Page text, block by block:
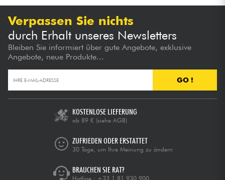
Verpassen Sie nichts
durch Erhalt unseres Newsletters
Bleiben Sie informiert über gute Angebote, exklusive
Angebote, neue Produkte...
GO !
KOSTENLOSE LIEFERUNG
ab 89 € (siehe AGB)
ZUFRIEDEN ODER ERSTATTET
30 Tage, um Ihre Meinung zu ändern
BRAUCHEN SIE RAT?
Hotline : +33 1 81 930 900